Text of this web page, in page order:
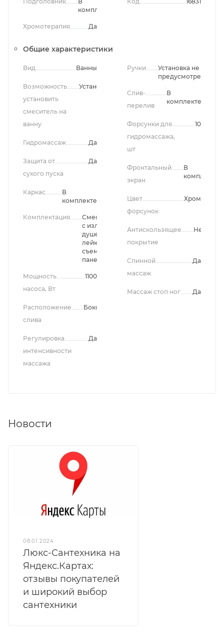
комплекте
Хромотерапия Да
Общие характеристики
Вид Ванны
Возможность
установить
смеситель на
ванну
Установлен
Гидромассаж Да
Защита от
сухого пуска
Да
Каркас
В
комплекте
Комплектация
Смеситель
с изливом,
душевая
лейка,
съемная
панель
Мощность
насоса, Вт
1100
Расположение
слива
Боковое
Регулировка
интенсивности
массажа
Да
Ручки
Установка не
предусмотрена
Слив-
перелив
В
комплекте
Форсунки для
гидромассажа,
шт
10
Фронтальный
экран
В
комплекте
Цвет
форсунок
Хром
Антискользящее
покрытие
Нет
Спинной
массаж
Да
Массаж стоп ног Да
Новости
08.01.2024
Люкс-Сантехника на
Яндекс.Картах:
отзывы покупателей
и широкий выбор
сантехники